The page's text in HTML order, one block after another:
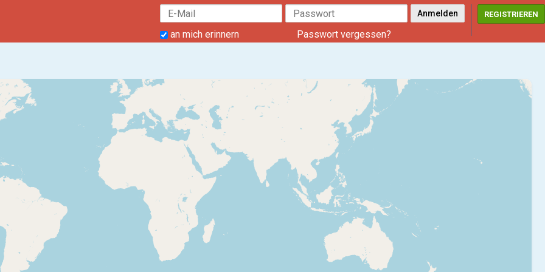
an mich erinnern Passwort vergessen?
REGISTRIEREN